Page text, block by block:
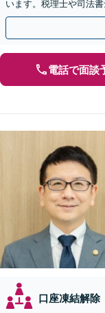
います。税理士や司法
解決が可能です。ぜひ
電話で面談
口座凍結解除